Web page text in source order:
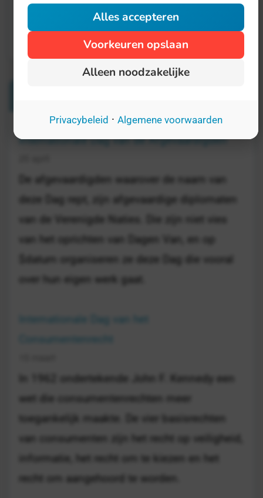
Internationale Dag van de Afgevaardigden
De afgevaardigden waarover de naam van
deze Dag rept, zijn afgevaardige diplomaten
van de Verenigde Naties. Die zijn niet vies
van het oprichten van Dagen Van, en op
$datum organiseren ze deze Dag die vooral
over hun eigen werk gaat.
Internationale Dag van het
In 1962 ondertekende John F. Kennedy een
wet die consumentenrechten meer
toegankelijk maakte. De vier basisrechten
van consumenten zijn het recht op veiligheid,
informatie, het recht om te kiezen en het
recht om aangehoord te worden.
Alles accepteren
Voorkeuren opslaan
Alleen noodzakelijke
Privacybeleid · Algemene voorwaarden